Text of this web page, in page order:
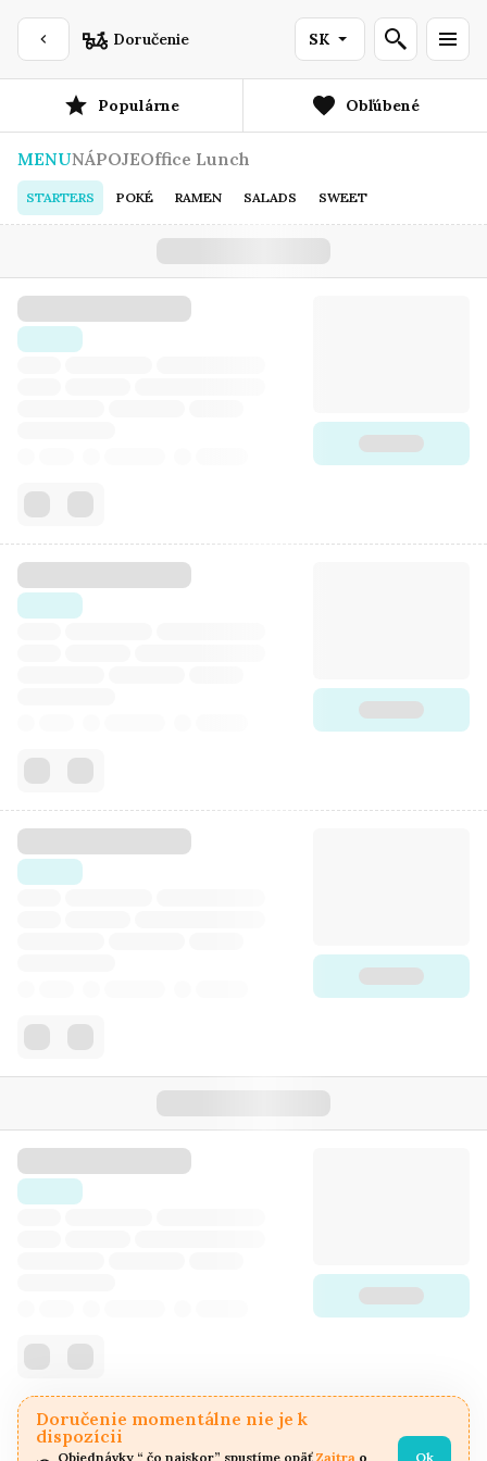
Doručenie SK
Populárne Obľúbené
MENUNÁPOJEOffice Lunch
STARTERS POKÉ RAMEN SALADS SWEET
Doručenie momentálne nie je k
dispozícii
Objednávky “ čo najskor” spustíme opäť Zajtra Ok